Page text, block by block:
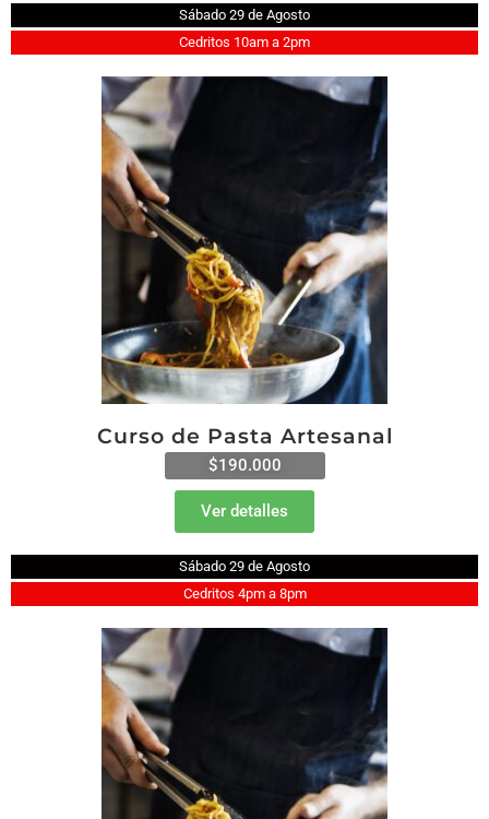
Sábado 29 de Agosto
Cedritos 10am a 2pm
Curso de Pasta Artesanal
$190.000
Ver detalles
Sábado 29 de Agosto
Cedritos 4pm a 8pm